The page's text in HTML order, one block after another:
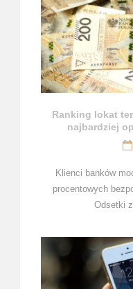
Ranking lokat
najbardziej
Klienci banków
procentowych
Odsetki